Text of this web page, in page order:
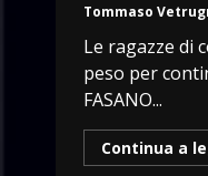
Tommaso
Le ragazze di
peso per
FASANO...
Continua a